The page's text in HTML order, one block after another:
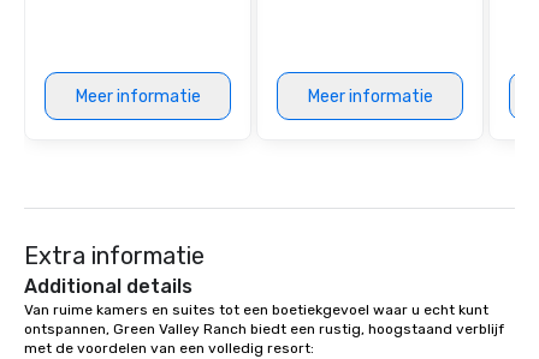
Meer informatie Meer informatie
Extra informatie
Additional details
Van ruime kamers en suites tot een boetiekgevoel waar u echt kunt
ontspannen, Green Valley Ranch biedt een rustig, hoogstaand verblijf
met de voordelen van een volledig resort: